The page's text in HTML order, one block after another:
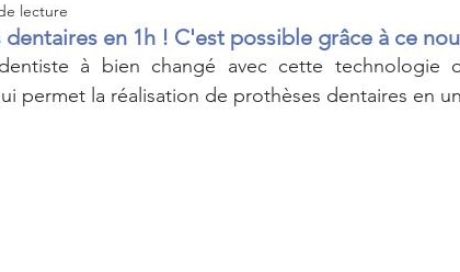
dentaires en 1h ! C'est possible grâce à ce
lecture
à bien changé avec cette technologie
permet la réalisation de prothèses dentaires en